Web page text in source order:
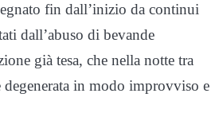
fin dall’inizio da continui
dall’abuso di bevande
già tesa, che nella notte tra
degenerata in modo improvviso e